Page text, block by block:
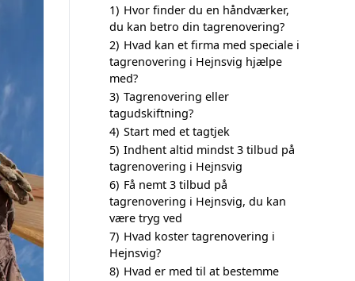
1) Hvor finder du en håndværker,
du kan betro din tagrenovering?
2) Hvad kan et firma med speciale i
tagrenovering i Hejnsvig hjælpe
med?
3) Tagrenovering eller
tagudskiftning?
4) Start med et tagtjek
5) Indhent altid mindst 3 tilbud på
tagrenovering i Hejnsvig
6) Få nemt 3 tilbud på
tagrenovering i Hejnsvig, du kan
være tryg ved
7) Hvad koster tagrenovering i
Hejnsvig?
8) Hvad er med til at bestemme